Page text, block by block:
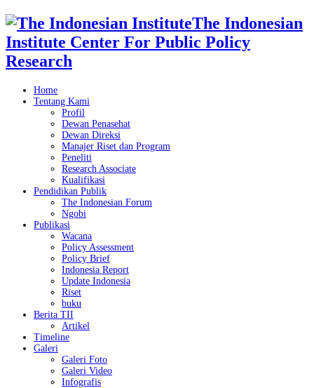
The Indonesian
Institute Center For Public Policy
Research
Home
Tentang Kami
Profil
Dewan Penasehat
Dewan Direksi
Manajer Riset dan Program
Peneliti
Research Associate
Kualifikasi
Pendidikan Publik
The Indonesian Forum
Ngobi
Publikasi
Wacana
Policy Assessment
Policy Brief
Indonesia Report
Update Indonesia
Riset
buku
Berita TII
Artikel
Timeline
Galeri
Galeri Foto
Galeri Video
Infografis